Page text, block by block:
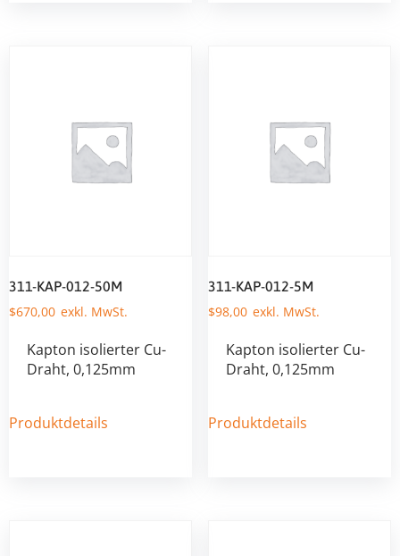
311-KAP-012-50M
$670,00
Kapton isolierter Cu-
Draht, 0,125mm
Produktdetails
311-KAP-012-5M
$98,00
Kapton isolierter Cu-
Draht, 0,125mm
Produktdetails